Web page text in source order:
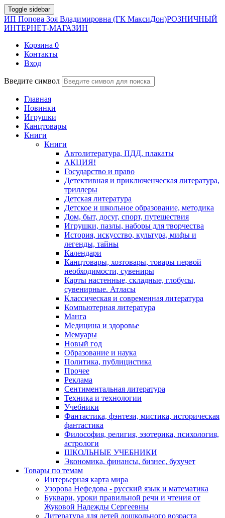
Toggle sidebar
ИП Попова Зоя Владимировна (ГК МаксиДон)РОЗНИЧНЫЙ
ИНТЕРНЕТ-МАГАЗИН
Корзина 0
Контакты
Вход
Введите символ
Главная
Новинки
Игрушки
Канцтовары
Книги
Книги
Автолитература, ПДД, плакаты
АКЦИЯ!
Государство и право
Детективная и приключенческая литература,
триллеры
Детская литература
Детское и школьное образование, методика
Дом, быт, досуг, спорт, путешествия
Игрушки, пазлы, наборы для творчества
История, искусство, культура, мифы и
легенды, тайны
Календари
Канцтовары, хозтовары, товары первой
необходимости, сувениры
Карты настенные, складные, глобусы,
сувенирные. Атласы
Классическая и современная литература
Компьютерная литература
Манга
Медицина и здоровье
Мемуары
Новый год
Образование и наука
Политика, публицистика
Прочее
Реклама
Сентиментальная литература
Техника и технологии
Учебники
Фантастика, фэнтези, мистика, историческая
фантастика
Философия, религия, эзотерика, психология,
астрологи
ШКОЛЬНЫЕ УЧЕБНИКИ
Экономика, финансы, бизнес, бухучет
Товары по темам
Интерьерная карта мира
Узорова Нефедова - русский язык и математика
Буквари, уроки правильной речи и чтения от
Жуковой Надежды Сергеевны
Литература для детей дошкольного возраста